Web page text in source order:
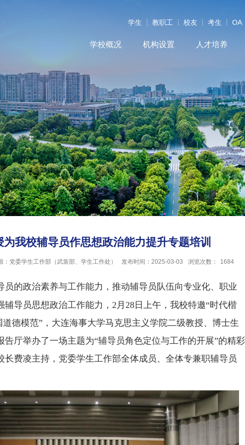
学生 教职工 校友 考生 OA
学校概况 机构设置 人才培养
为我校辅导员作思想政治能力提升专题培训
：党委学生工作部（武装部、学生工作处） 发布时间：2025-03-03 浏览次数： 1684
员的政治素养与工作能力，推动辅导员队伍向专业化、职业
辅导员思想政治工作能力，2月28日上午，我校特邀“时代楷
道德模范”，大连海事大学马克思主义学院二级教授、博士生
告厅举办了一场主题为“辅导员角色定位与工作的开展”的精彩
长费凌主持，党委学生工作部全体成员、全体专兼职辅导员